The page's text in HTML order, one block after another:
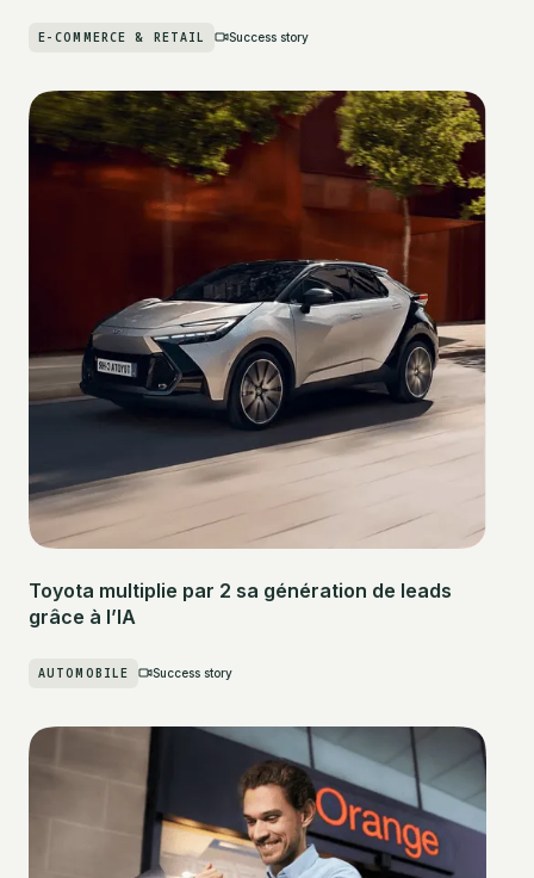
E-COMMERCE & RETAIL Success story
Toyota multiplie par 2 sa génération de leads
grâce à l’IA
AUTOMOBILE Success story